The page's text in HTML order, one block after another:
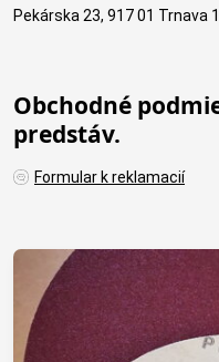
Pekárska 23, 917 01 Trnava 1
Obchodné
predstáv.
Formular k reklamacií